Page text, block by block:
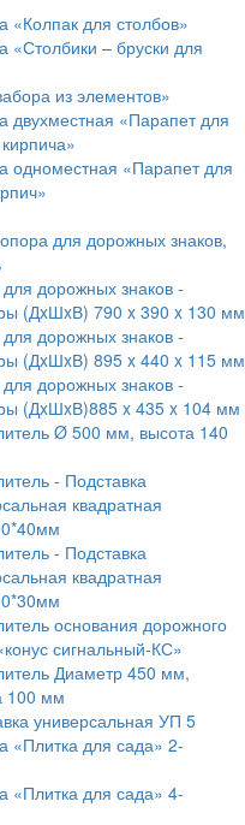
для столбов»
– бруски для
из элементов»
двухместная «Парапет для
одноместная «Парапет для
для дорожных знаков,
дорожных знаков -
(ДxШxВ) 790 x 390 x 130 мм
дорожных знаков -
(ДxШxВ) 895 x 440 x 115 мм
дорожных знаков -
(ДxШxВ)885 x 435 x 104 мм
Ø 500 мм, высота 140
- Подставка
квадратная
- Подставка
квадратная
основания дорожного
сигнальный-КС»
Диаметр 450 мм,
100 мм
универсальная УП 5
«Плитка для сада» 2-
«Плитка для сада» 4-